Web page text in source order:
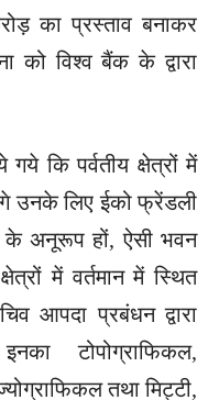
का प्रस्ताव बनाकर
को विश्व बैंक के द्वारा
गये कि पर्वतीय क्षेत्रों में
उनके लिए ईको फ्रेंडली
के अनूरूप हों, ऐसी भवन
में वर्तमान में स्थित
आपदा प्रबंधन द्वारा
टोपोग्राफिकल,
तथा मिट्टी,